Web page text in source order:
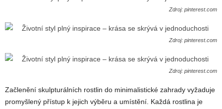
Zdroj: pinterest.com
Zdroj: pinterest.com
Zdroj: pinterest.com
Začlenění skulpturálních rostlin do minimalistické zahrady vyžaduje
promyšlený přístup k jejich výběru a umístění. Každá rostlina je